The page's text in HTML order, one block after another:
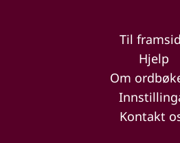
Til
Hjelp
Om
Kontakt